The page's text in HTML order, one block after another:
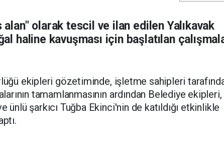
olarak tescil ve ilan edilen Yalıkavak
haline kavuşması için başlatılan
ekipleri gözetiminde, işletme sahipleri
tamamlanmasının ardından Belediye ekipleri,
şarkıcı Tuğba Ekinci'nin de katıldığı etkinlikle